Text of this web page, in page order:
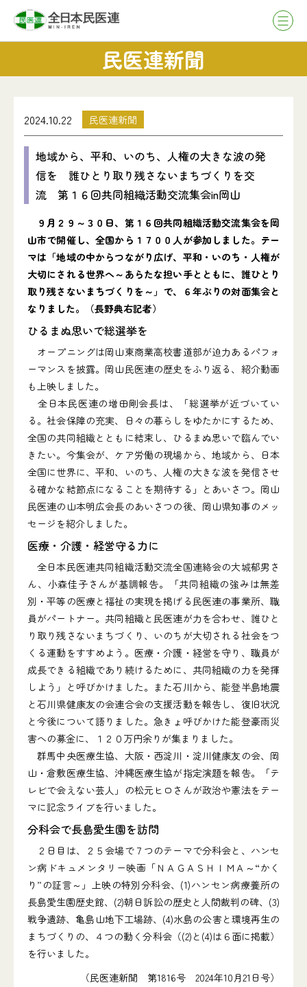
民医連新聞
2024.10.22 民医連新聞
地域から、平和、いのち、人権の大きな波の発
信を 誰ひとり取り残さないまちづくりを交
流 第１６回共同組織活動交流集会in岡山
９月２９～３０日、第１６回共同組織活動交流集会を岡
山市で開催し、全国から１７００人が参加しました。テー
マは「地域の中からつながり広げ、平和・いのち・人権が
大切にされる世界へ～あらたな担い手とともに、誰ひとり
取り残さないまちづくりを～」で、６年ぶりの対面集会と
なりました。（長野典右記者）
ひるまぬ思いで総選挙を
オープニングは岡山東商業高校書道部が迫力あるパフォ
ーマンスを披露。岡山民医連の歴史をふり返る、紹介動画
も上映しました。
全日本民医連の増田剛会長は、「総選挙が近づいてい
る。社会保障の充実、日々の暮らしをゆたかにするため、
全国の共同組織とともに結束し、ひるまぬ思いで臨んでい
きたい。今集会が、ケア労働の現場から、地域から、日本
全国に世界に、平和、いのち、人権の大きな波を発信させ
る確かな結節点になることを期待する」とあいさつ。岡山
民医連の山本明広会長のあいさつの後、岡山県知事のメッ
セージを紹介しました。
医療・介護・経営守る力に
全日本民医連共同組織活動交流全国連絡会の大城郁男さ
ん、小森佳子さんが基調報告。「共同組織の強みは無差
別・平等の医療と福祉の実現を掲げる民医連の事業所、職
員がパートナー。共同組織と民医連が力を合わせ、誰ひと
り取り残さないまちづくり、いのちが大切される社会をつ
くる運動をすすめよう。医療・介護・経営を守り、職員が
成長できる組織であり続けるために、共同組織の力を発揮
しよう」と呼びかけました。また石川から、能登半島地震
と石川県健康友の会連合会の支援活動を報告し、復旧状況
と今後について語りました。急きょ呼びかけた能登豪雨災
害への募金に、１２０万円余りが集まりました。
群馬中央医療生協、大阪・西淀川・淀川健康友の会、岡
山・倉敷医療生協、沖縄医療生協が指定演題を報告。「テ
レビで会えない芸人」の松元ヒロさんが政治や憲法をテー
マに記念ライブを行いました。
分科会で長島愛生園を訪問
２日目は、２５会場で７つのテーマで分科会と、ハンセ
ン病ドキュメンタリー映画「ＮＡＧＡＳＨＩＭＡ～“かく
り”の証言～」上映の特別分科会、(1)ハンセン病療養所の
長島愛生園歴史館、(2)朝日訴訟の歴史と人間裁判の碑、(3)
戦争遺跡、亀島山地下工場跡、(4)水島の公害と環境再生の
まちづくりの、４つの動く分科会（(2)と(4)は６面に掲載）
を行いました。
（民医連新聞 第1816号 2024年10月21日号）